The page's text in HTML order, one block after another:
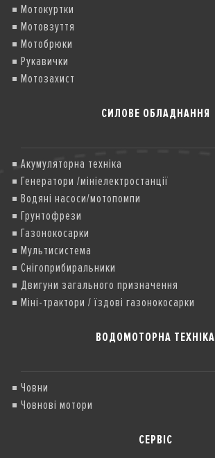
Мотокуртки
Мотовзуття
Мотобрюки
Рукавички
Мотозахист
СИЛОВЕ ОБЛАДНАННЯ
Акумуляторна техніка
Генератори /мініелектростанції
Водяні насоси/мотопомпи
Грунтофрези
Газонокосарки
Мультисистема
Снігоприбиральники
Двигуни загального призначення
Міні-трактори / їздові газонокосарки
ВОДОМОТОРНА ТЕХНІКА
Човни
Човнові мотори
СЕРВІС